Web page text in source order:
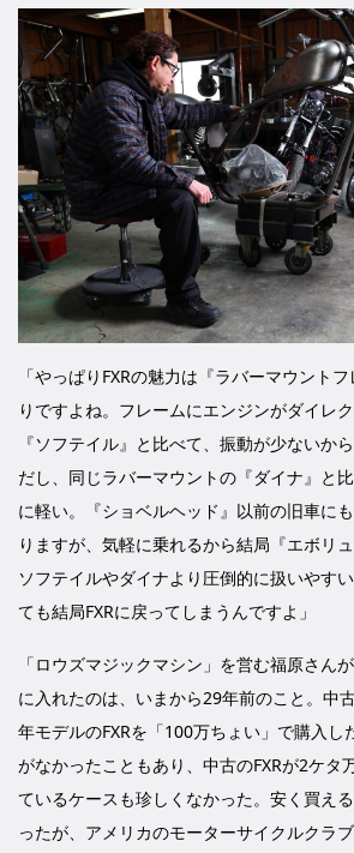
「やっぱりFXRの魅力は『ラバーマウント
りですよね。フレームにエンジンがダイレ
『ソフテイル』と比べて、振動が少ないか
だし、同じラバーマウントの『ダイナ』と
に軽い。『ショベルヘッド』以前の旧車に
りますが、気軽に乗れるから結局『エボリ
ソフテイルやダイナより圧倒的に扱いやす
ても結局FXRに戻ってしまうんですよ」
「ロウズマジックマシン」を営む福原さん
に入れたのは、いまから29年前のこと。中
年モデルのFXRを「100万ちょい」で購入し
がなかったこともあり、中古のFXRが2ケタ
ているケースも珍しくなかった。安く買え
ったが、アメリカのモーターサイクルクラ